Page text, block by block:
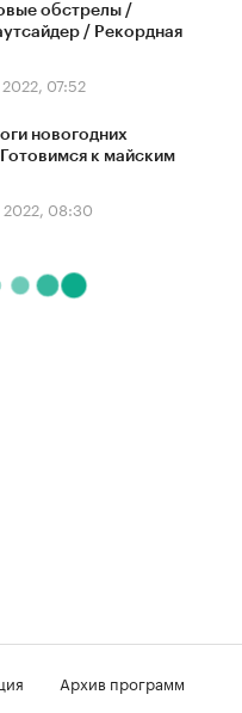
обстрелы /
/ Рекордная
2022, 07:52
новогодних
к майским
2022, 08:30
Архив программ